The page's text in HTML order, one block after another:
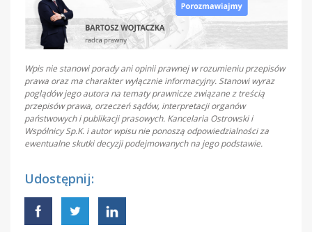
Wpis nie stanowi porady ani opinii prawnej w rozumieniu przepisów
prawa oraz ma charakter wyłącznie informacyjny. Stanowi wyraz
poglądów jego autora na tematy prawnicze związane z treścią
przepisów prawa, orzeczeń sądów, interpretacji organów
państwowych i publikacji prasowych. Kancelaria Ostrowski i
Wspólnicy Sp.K. i autor wpisu nie ponoszą odpowiedzialności za
ewentualne skutki decyzji podejmowanych na jego podstawie.
Udostępnij: